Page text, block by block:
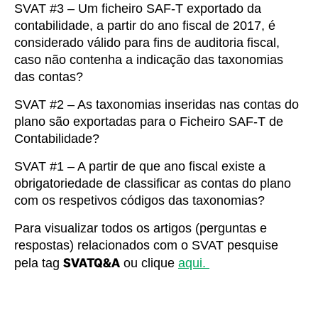
SVAT #3 – Um ficheiro SAF-T exportado da
contabilidade, a partir do ano fiscal de 2017, é
considerado válido para fins de auditoria fiscal,
caso não contenha a indicação das taxonomias
das contas?
SVAT #2 – As taxonomias inseridas nas contas do
plano são exportadas para o Ficheiro SAF-T de
Contabilidade?
SVAT #1 – A partir de que ano fiscal existe a
obrigatoriedade de classificar as contas do plano
com os respetivos códigos das taxonomias?
Para visualizar todos os artigos (perguntas e
respostas) relacionados com o SVAT pesquise
pela tag SVATQ&A ou clique aqui.